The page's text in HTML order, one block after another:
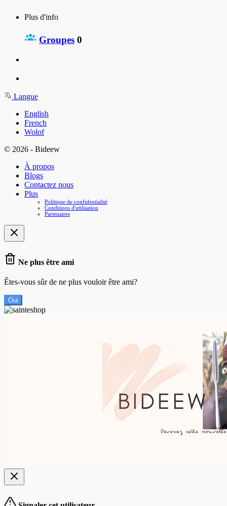
Plus d'info
Groupes 0
Langue
English
French
Wolof
© 2026 - Bideew
À propos
Blogs
Contactez nous
Plus
Politique de confidentialité
Conditions d'utilisation
Partenaires
Ne plus être ami
Êtes-vous sûr de ne plus vouloir être ami?
Oui